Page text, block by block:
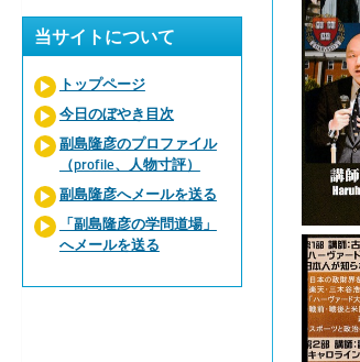
当サイトについて
トップページ
今日のぼやき目次
副島隆彦のプロファイル
（profile、人物寸評）
副島隆彦へメールを送る
「副島隆彦の学問道場」
へメールを送る